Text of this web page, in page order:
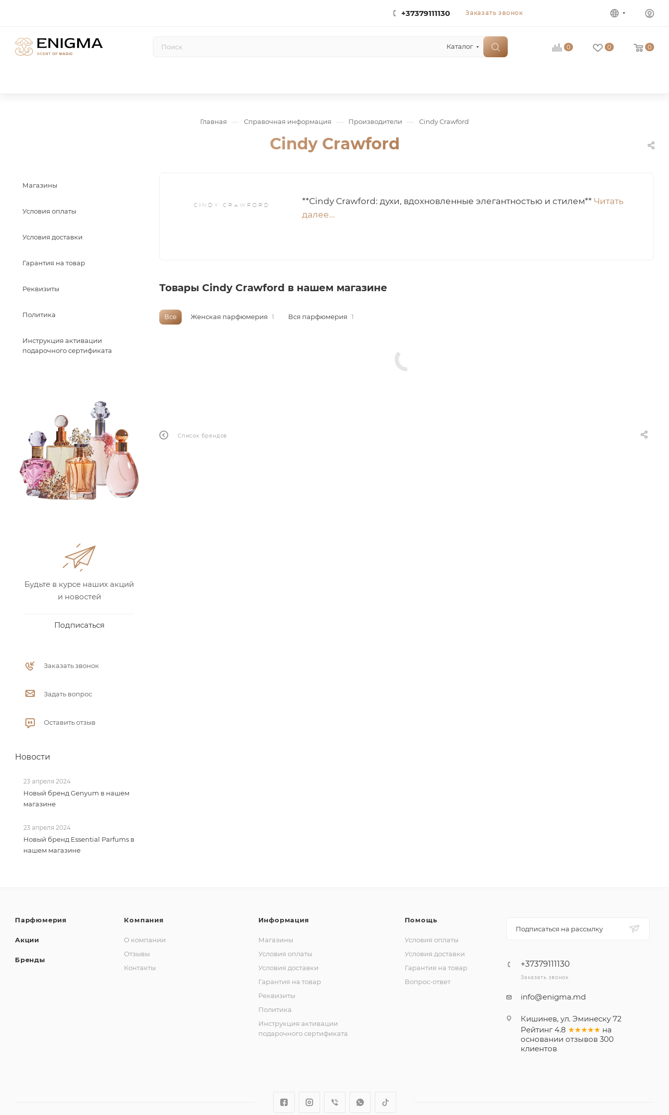
+37379111130 Заказать звонок
Каталог 0 0 0
Главная — Справочная информация — Производители — Cindy Crawford
Cindy Crawford
**Cindy Crawford: духи, вдохновленные элегантностью и стилем** Читать
далее...
Товары Cindy Crawford в нашем магазине
Все Женская парфюмерия 1 Вся парфюмерия 1
Список брендов
Магазины
Условия оплаты
Условия доставки
Гарантия на товар
Реквизиты
Политика
Инструкция активации
подарочного сертификата
Будьте в курсе наших акций
и новостей
Подписаться
Заказать звонок
Задать вопрос
Оставить отзыв
Новости
23 апреля 2024
Новый бренд Genyum в нашем
магазине
23 апреля 2024
Новый бренд Essential Parfums в
нашем магазине
Парфюмерия
Акции
Бренды
Компания
О компании
Отзывы
Контакты
Информация
Магазины
Условия оплаты
Условия доставки
Гарантия на товар
Реквизиты
Политика
Инструкция активации
подарочного сертификата
Помощь
Условия оплаты
Условия доставки
Гарантия на товар
Вопрос-ответ
Подписаться на рассылку
+37379111130
Заказать звонок
info@enigma.md
Кишинев, ул. Эминеску 72
Рейтинг 4.8 ★★★★★ на
основании отзывов 300
клиентов